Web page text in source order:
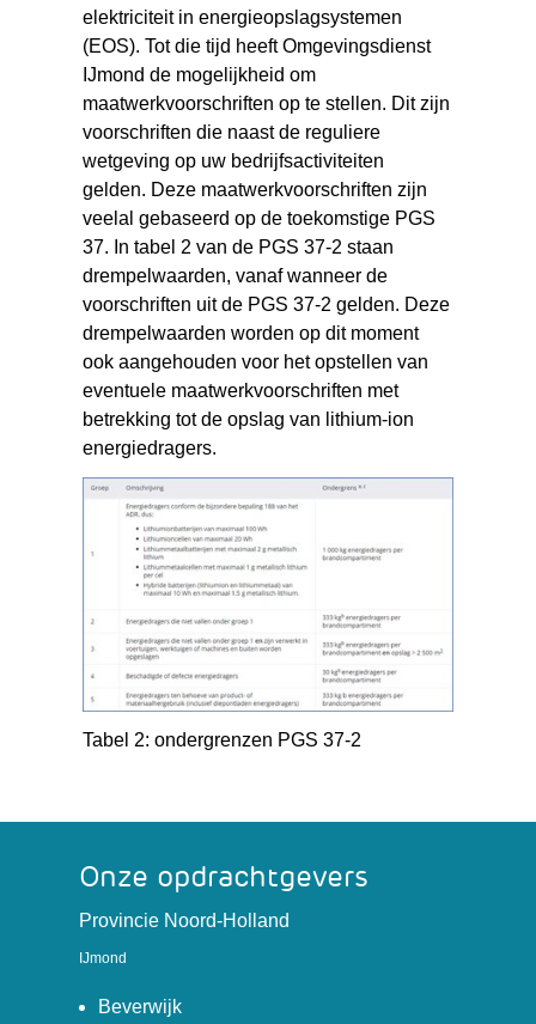
elektriciteit in energieopslagsystemen
(EOS). Tot die tijd heeft Omgevingsdienst
IJmond de mogelijkheid om
maatwerkvoorschriften op te stellen. Dit zijn
voorschriften die naast de reguliere
wetgeving op uw bedrijfsactiviteiten
gelden. Deze maatwerkvoorschriften zijn
veelal gebaseerd op de toekomstige PGS
37. In tabel 2 van de PGS 37-2 staan
drempelwaarden, vanaf wanneer de
voorschriften uit de PGS 37-2 gelden. Deze
drempelwaarden worden op dit moment
ook aangehouden voor het opstellen van
eventuele maatwerkvoorschriften met
betrekking tot de opslag van lithium-ion
energiedragers.
Tabel 2: ondergrenzen PGS 37-2
Onze opdrachtgevers
Provincie Noord-Holland(verwijst
IJmond
Beverwijk(verwijst